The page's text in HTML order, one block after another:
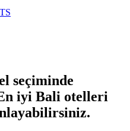
seçiminde
iyi Bali otelleri